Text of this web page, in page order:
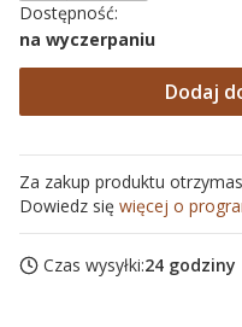
Dostępność:
na wyczerpaniu
Dodaj
Za zakup produktu
Dowiedz się więcej o
Czas wysyłki:24 godziny